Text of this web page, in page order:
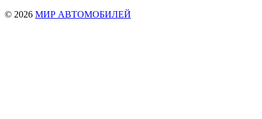
© 2026 МИР АВТОМОБИЛЕЙ